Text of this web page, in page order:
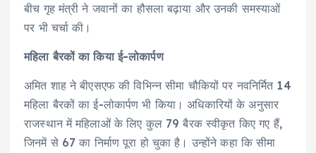
बीच गृह मंत्री ने जवानों का हौसला बढ़ाया और उनकी समस्याओं
पर भी चर्चा की।
महिला बैरकों का किया ई-लोकार्पण
अमित शाह ने बीएसएफ की विभिन्न सीमा चौकियों पर नवनिर्मित 14
महिला बैरकों का ई-लोकार्पण भी किया। अधिकारियों के अनुसार
राजस्थान में महिलाओं के लिए कुल 79 बैरक स्वीकृत किए गए हैं,
जिनमें से 67 का निर्माण पूरा हो चुका है। उन्होंने कहा कि सीमा